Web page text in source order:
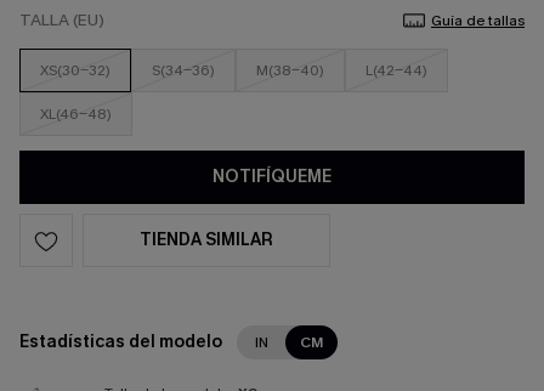
TALLA (EU) Guía de tallas
XS(30-32) S(34-36) M(38-40) L(42-44)
XL(46-48)
NOTIFÍQUEME
TIENDA SIMILAR
Estadísticas del modelo IN CM